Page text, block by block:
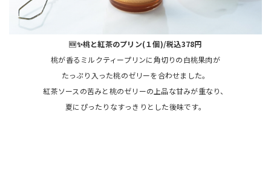
🆕✨桃と紅茶のプリン(１個)/税込378円
桃が香るミルクティープリンに角切りの白桃果肉が
たっぷり入った桃のゼリーを合わせました。
紅茶ソースの苦みと桃のゼリーの上品な甘みが重なり、
夏にぴったりなすっきりとした後味です。